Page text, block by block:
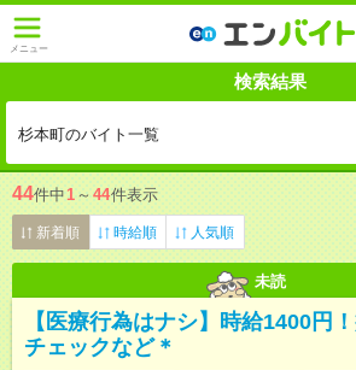
メニュー
検索結果
杉本町のバイト一覧
44件中1 ～ 44件表示
新着順 時給順 人気順
未読
【医療行為はナシ】時給1400円
チェックなど＊